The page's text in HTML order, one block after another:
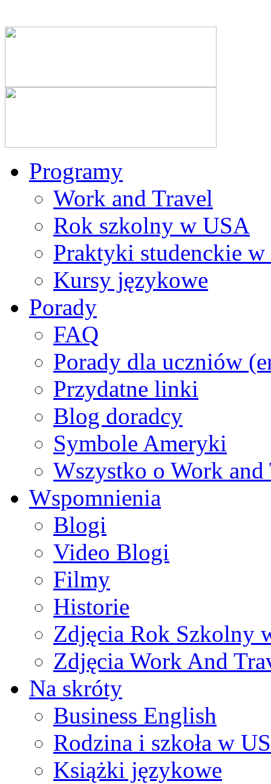
Programy
Work and Travel
Rok szkolny w USA
Praktyki studenckie
Kursy językowe
Porady
FAQ
Porady dla uczniów
Przydatne linki
Blog doradcy
Symbole Ameryki
Wszystko o Work and
Wspomnienia
Blogi
Video Blogi
Filmy
Historie
Zdjęcia Rok Szkolny
Zdjęcia Work And
Na skróty
Business English
Rodzina i szkoła w
Książki językowe